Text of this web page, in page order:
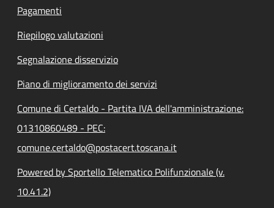
Pagamenti
Riepilogo valutazioni
Segnalazione disservizio
Piano di miglioramento dei servizi
Comune di Certaldo - Partita IVA dell'amministrazione:
01310860489 - PEC:
comune.certaldo@postacert.toscana.it
Powered by Sportello Telematico Polifunzionale (v.
10.41.2)